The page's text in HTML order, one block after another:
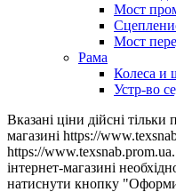
Мост
Мост
Рама
Колеса и
Устр-во
Вказані ціни дійсні тільки
магазині https://
https://
інтернет-магазині
натиснути кнопку